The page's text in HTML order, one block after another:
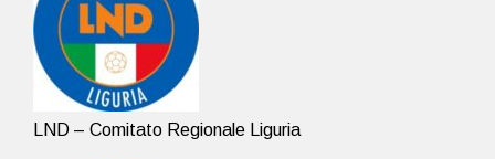
LND – Comitato Regionale Liguria